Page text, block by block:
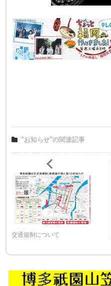
"お知らせ"の関連記事
交通規制について